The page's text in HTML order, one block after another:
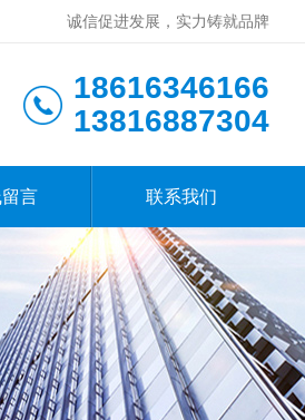
诚信促进发展，实力铸就品牌
18616346166
13816887304
言 联系我们